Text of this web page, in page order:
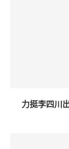
力挺李四川